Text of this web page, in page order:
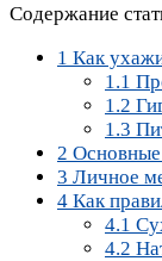
Содержание
1 Как
1.1
1.2
1.3
2 Основные
3 Личное
4 Как
4.1
4.2